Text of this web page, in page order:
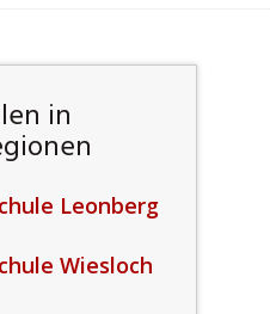
in
Leonberg
Wiesloch